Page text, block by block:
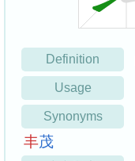
Definition
Usage
Synonyms
丰茂